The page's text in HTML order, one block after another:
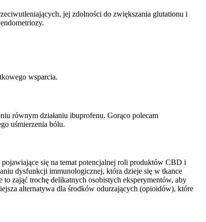
jej zdolności do zwiększania glutationu i
wsparcia.
równym działaniu ibuprofenu. Gorąco polecam
uśmierzenia bólu.
się na temat potencjalnej roli produktów CBD i
dysfunkcji immunologicznej, która dzieje się w tkance
zająć trochę delikatnych osobistych eksperymentów, aby
alternatywa dla środków odurzających (opioidów), które